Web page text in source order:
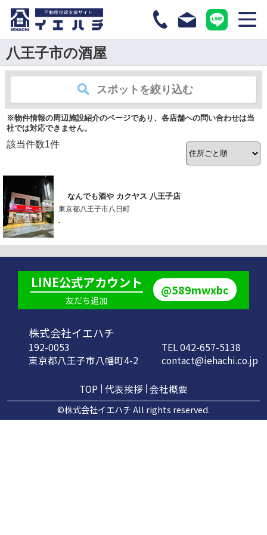
八王子市の酒屋
スポットを絞り込む
※物件情報の周辺施設紹介のページであり、各店舗への問い合わせは当
社では対応できません。
該当件数1件
なんでも酒や カクヤス 八王子店
東京都八王子市八日町
-
LINE公式アカウント
友だち追加
@589mwxbc
株式会社イエハチ
192-0053
東京都八王子市八幡町4-2
TEL 042-657-5138
contact@iehachi.co.jp
TOP 代表挨拶 会社概要
©株式会社イエハチ All rights reserved.